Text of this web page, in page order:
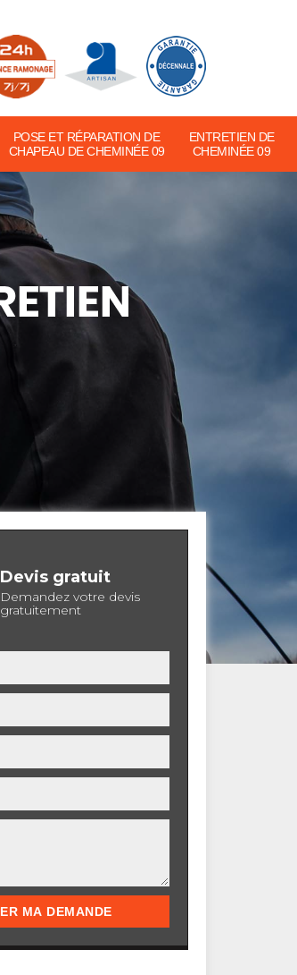
POSE ET RÉPARATION DE
CHAPEAU DE CHEMINÉE 09
ENTRETIEN DE
CHEMINÉE 09
Devis gratuit
Demandez votre devis
gratuitement